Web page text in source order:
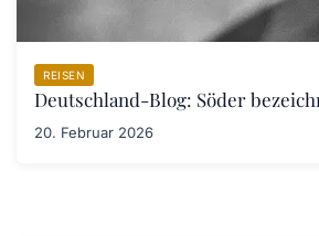
REISEN
Deutschland-Blog: Söder
20. Februar 2026